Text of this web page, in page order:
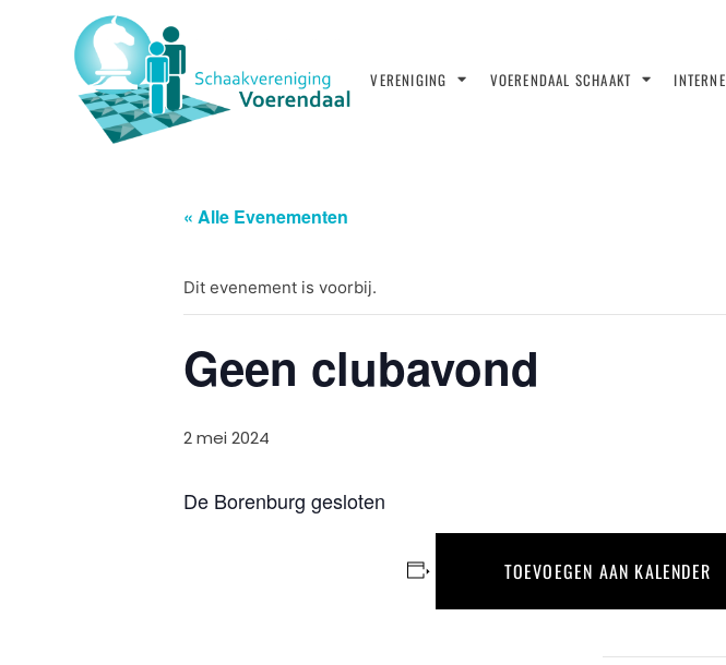
VERENIGING VOERENDAAL SCHAAKT
« Alle Evenementen
Dit evenement is voorbij.
Geen clubavond
2 mei 2024
De Borenburg gesloten
TOEVOEGEN AAN KALENDER